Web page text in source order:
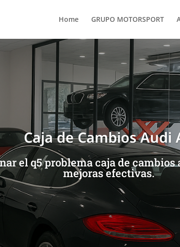
Home GRUPO MOTORSPORT
Caja de Cambios Audi
el q5 problema caja de cambios
mejoras efectivas.